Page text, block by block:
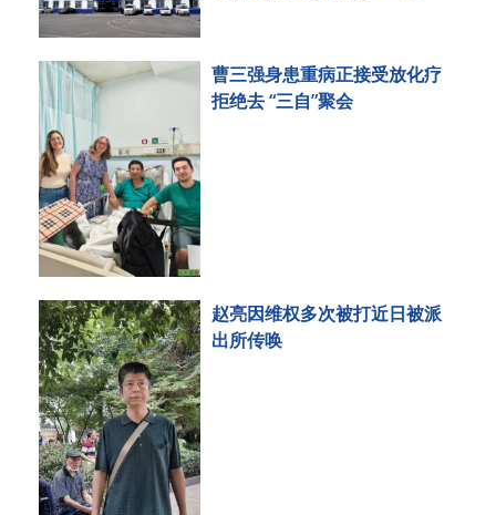
曹三强身患重病正接受放化疗
拒绝去 “三自”聚会
赵亮因维权多次被打近日被派
出所传唤